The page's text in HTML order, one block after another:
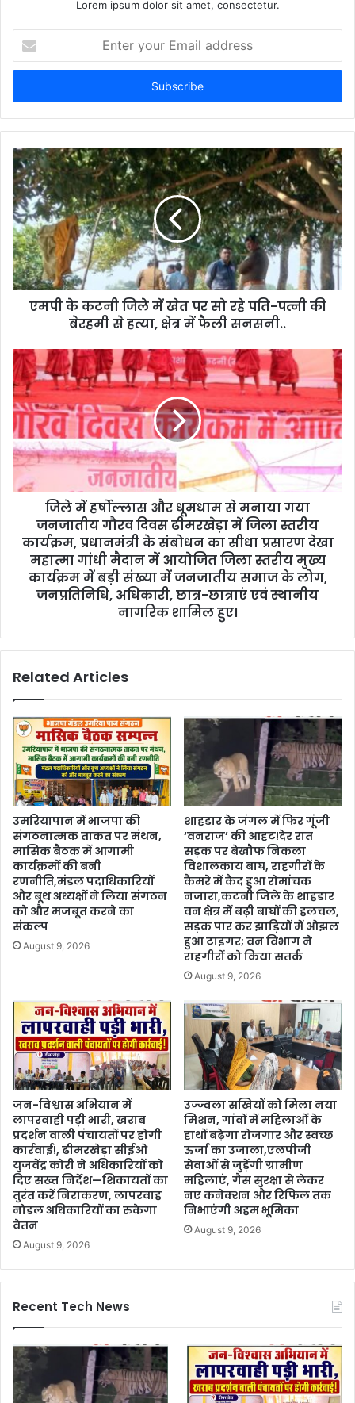
Lorem ipsum dolor sit amet, consectetur.
t
r
y
u
r
E
m
a
i
l
a
d
s
s
एमपी के कटनी जिले में खेत पर सो रहे पति-पत्नी की
बेरहमी से हत्या, क्षेत्र में फैली सनसनी..
जिले में हर्षोल्लास और धूमधाम से मनाया गया
जनजातीय गौरव दिवस ढीमरखेड़ा में जिला स्तरीय
कार्यक्रम, प्रधानमंत्री के संबोधन का सीधा प्रसारण देखा
महात्मा गांधी मैदान में आयोजित जिला स्तरीय मुख्य
कार्यक्रम में बड़ी संख्या में जनजातीय समाज के लोग,
जनप्रतिनिधि, अधिकारी, छात्र-छात्राएं एवं स्थानीय
नागरिक शामिल हुए।
Related Articles
उमरियापान में भाजपा की
संगठनात्मक ताकत पर मंथन,
मासिक बैठक में आगामी
कार्यक्रमों की बनी
रणनीति,मंडल पदाधिकारियों
और बूथ अध्यक्षों ने लिया संगठन
को और मजबूत करने का
संकल्प
August 9, 2026
शाहडार के जंगल में फिर गूंजी
‘वनराज’ की आहट!देर रात
सड़क पर बेखौफ निकला
विशालकाय बाघ, राहगीरों के
कैमरे में कैद हुआ रोमांचक
नजारा,कटनी जिले के शाहडार
वन क्षेत्र में बढ़ी बाघों की हलचल,
सड़क पार कर झाड़ियों में ओझल
हुआ टाइगर; वन विभाग ने
राहगीरों को किया सतर्क
August 9, 2026
जन-विश्वास अभियान में
लापरवाही पड़ी भारी, खराब
प्रदर्शन वाली पंचायतों पर होगी
कार्रवाई!, ढीमरखेड़ा सीईओ
युजवेंद्र कोरी ने अधिकारियों को
दिए सख्त निर्देश—शिकायतों का
तुरंत करें निराकरण, लापरवाह
नोडल अधिकारियों का रुकेगा
वेतन
August 9, 2026
उज्ज्वला सखियों को मिला नया
मिशन, गांवों में महिलाओं के
हाथों बढ़ेगा रोजगार और स्वच्छ
ऊर्जा का उजाला,एलपीजी
सेवाओं से जुड़ेंगी ग्रामीण
महिलाएं, गैस सुरक्षा से लेकर
नए कनेक्शन और रिफिल तक
निभाएंगी अहम भूमिका
August 9, 2026
Recent Tech News